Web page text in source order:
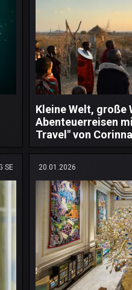
Kleine Welt, große
Abenteuerreisen
Travel" von
SE 20.01.2026